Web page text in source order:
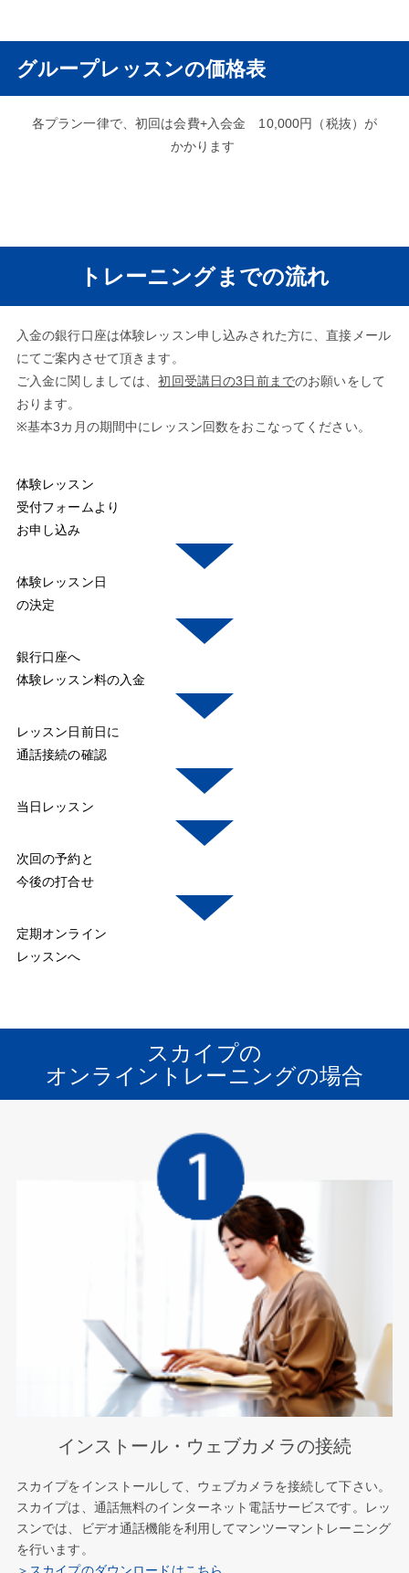
グループレッスンの価格表
各プラン一律で、初回は会費+入会金 10,000円（税抜）が
かかります
トレーニングまでの流れ
入金の銀行口座は体験レッスン申し込みされた方に、直接メール
にてご案内させて頂きます。
ご入金に関しましては、初回受講日の3日前までのお願いをして
おります。
※基本3カ月の期間中にレッスン回数をおこなってください。
体験レッスン
受付フォームより
お申し込み
体験レッスン日
の決定
銀行口座へ
体験レッスン料の入金
レッスン日前日に
通話接続の確認
当日レッスン
次回の予約と
今後の打合せ
定期オンライン
レッスンへ
スカイプの
オンライントレーニングの場合
インストール・ウェブカメラの接続
スカイプをインストールして、ウェブカメラを接続して下さい。
スカイプは、通話無料のインターネット電話サービスです。レッ
スンでは、ビデオ通話機能を利用してマンツーマントレーニング
を行います。